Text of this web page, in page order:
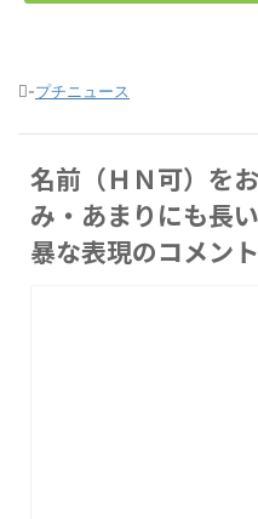
-プチニュース
名前（ＨＮ可）を
み・あまりにも長
暴な表現のコメン